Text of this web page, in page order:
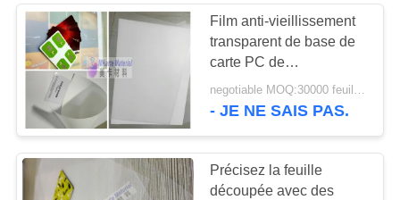
VISITE
DE
L'USINE
CONTRÔLE
DE
Film anti-vieillissement
transparent de base de
carte PC de
polycarbonate pour la
carte sans contact
negotiable MOQ:30000 feuilles ou 2 tonnes
- JE NE SAIS PAS.
Précisez la feuille
découpée avec des